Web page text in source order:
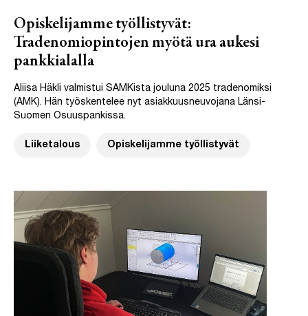
Opiskelijamme työllistyvät:
Tradenomiopintojen myötä ura aukesi
pankkialalla
Aliisa Häkli valmistui SAMKista jouluna 2025 tradenomiksi
(AMK). Hän työskentelee nyt asiakkuusneuvojana Länsi-
Suomen Osuuspankissa.
Liiketalous Opiskelijamme työllistyvät